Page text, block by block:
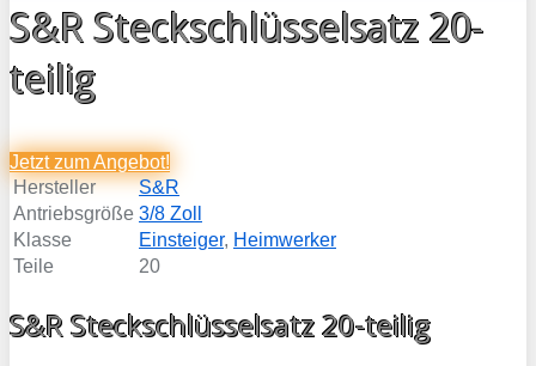
S&R Steckschlüsselsatz 20-
teilig
Jetzt zumAngebot!
Hersteller
S&R
Antriebsgröße 3/8 Zoll
Klasse
Einsteiger, Heimwerker
Teile
20
S&R Steckschlüsselsatz 20-teilig